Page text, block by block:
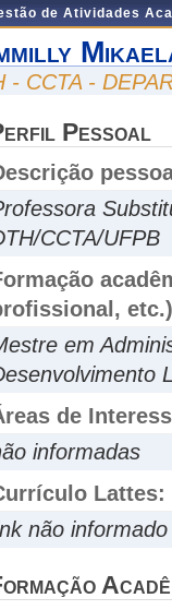
de Atividades
- CCTA -
Pessoal
CCTA/UFPB
etc.)
em
de
informadas
Lattes:
não informado